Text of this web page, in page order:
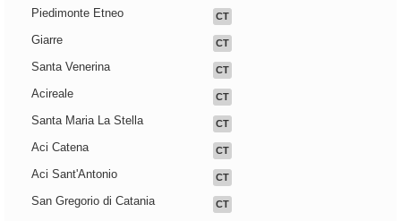
Piedimonte Etneo CT
Giarre CT
Santa Venerina CT
Acireale CT
Santa Maria La Stella CT
Aci Catena CT
Aci Sant'Antonio CT
San Gregorio di Catania CT